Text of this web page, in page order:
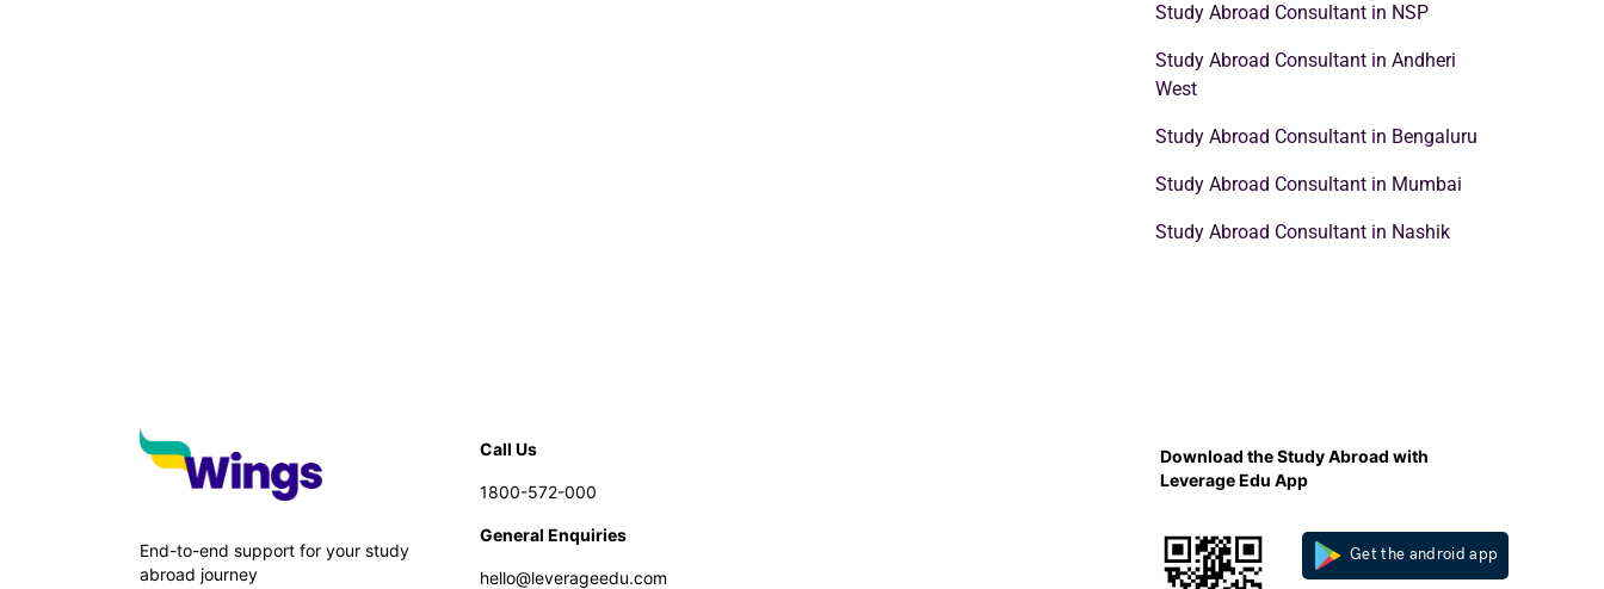
Study Abroad Consultant in NSP
Study Abroad Consultant in Andheri
West
Study Abroad Consultant in Bengaluru
Study Abroad Consultant in Mumbai
Study Abroad Consultant in Nashik
End-to-end support for your study
abroad journey
Call Us
1800-572-000
General Enquiries
hello@leverageedu.com
Download the Study Abroad with
Leverage Edu App
Get the android app